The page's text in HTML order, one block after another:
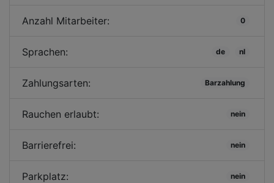
Anzahl Mitarbeiter: 0
Sprachen: de nl
Zahlungsarten: Barzahlung
Rauchen erlaubt: nein
Barrierefrei: nein
Parkplatz: nein